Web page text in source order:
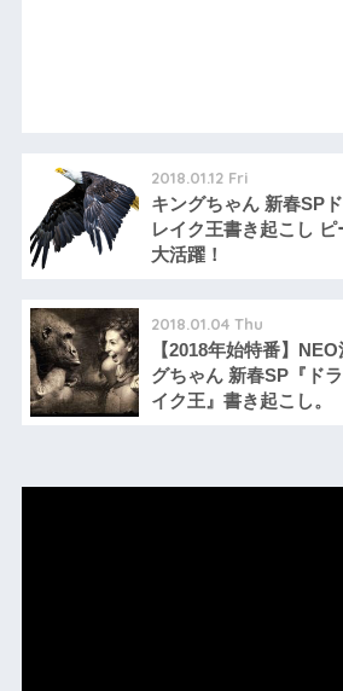
2018.01.12 Fri
キングちゃん 新春SP
レイク王書き起こし
大活躍！
2018.01.04 Thu
【2018年始特番】
グちゃん 新春SP『ド
イク王』書き起こし。